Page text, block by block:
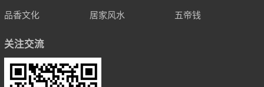
品香文化 居家风水 五帝钱
关注交流